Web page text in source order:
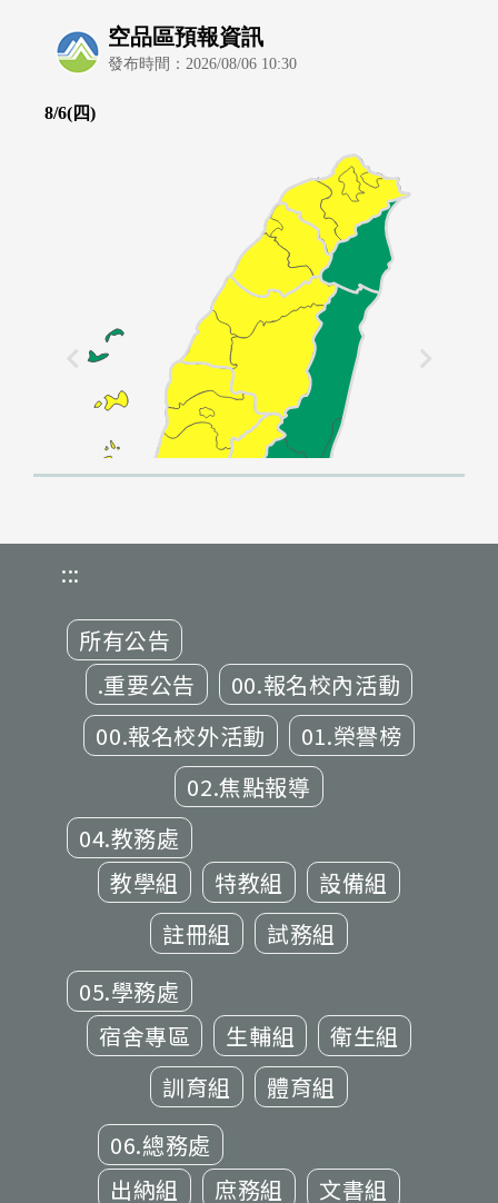
:::
所有公告
.重要公告
00.報名校內活動
00.報名校外活動
01.榮譽榜
02.焦點報導
04.教務處
教學組
特教組
設備組
註冊組
試務組
05.學務處
宿舍專區
生輔組
衛生組
訓育組
體育組
06.總務處
出納組
庶務組 文書組